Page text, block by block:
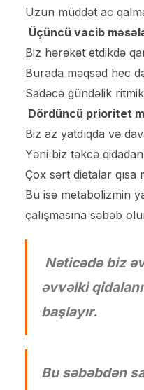
Uzun müddət ac
Üçüncü vacib
Biz hərəkət etdikdə
Burada məqsəd hec
Sadəcə gündəlik
Dördüncü prioritet
Biz az yatdıqda və
Yəni biz təkcə
Çox sərt dietalar qısa
Bu isə metabolizmin
çalışmasına səbəb
Nəticədə biz
əvvəlki
başlayır.
Bu səbəbdən